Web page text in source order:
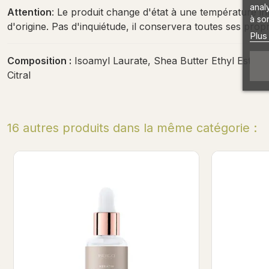
Attention: Le produit change d'état à une température
d'origine. Pas d'inquiétude, il conservera toutes ses
Composition : Isoamyl Laurate, Shea Butter Ethyl
Citral
16 autres produits dans la même catégorie :
à